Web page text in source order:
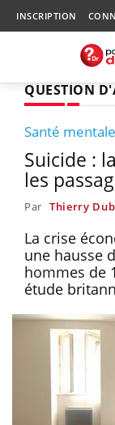
INSCRIPTION
QUESTION
Santé mentale
Suicide :
les
Par Thierry
La crise
une hausse
hommes de
étude